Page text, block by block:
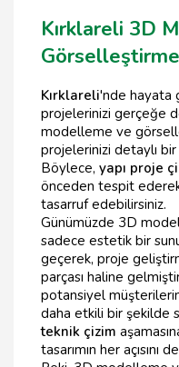
Kırklareli 3D
Kırklareli'nde hayata
projelerinizi gerçeğe
modelleme ve
projelerinizi detaylı
Böylece, yapı proje
önceden tespit
tasarruf edebilirsiniz.
Günümüzde 3D
sadece estetik bir
geçerek, proje
parçası haline
potansiyel
daha etkili bir şekilde
teknik çizim
tasarımın her açısını